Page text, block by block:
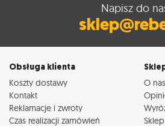
Napisz do
Obsługa klienta
Koszty dostawy
Kontakt
Reklamacje i zwroty
Czas realizacji zamówień
O nas